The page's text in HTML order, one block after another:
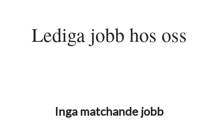
Lediga jobb hos oss
Inga matchande jobb